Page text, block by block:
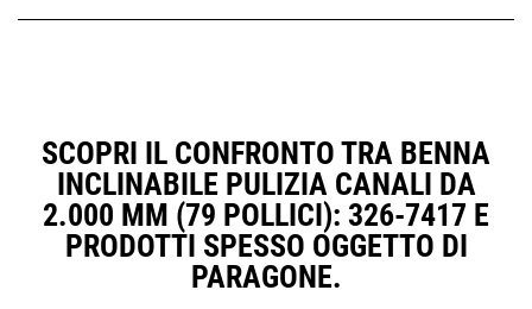
includono un sistema di
cingolati e gommati.
SCOPRI IL CONFRONTO TRA BENNA
INCLINABILE PULIZIA CANALI DA
2.000 MM (79 POLLICI): 326-7417 E
PRODOTTI SPESSO OGGETTO DI
PARAGONE.